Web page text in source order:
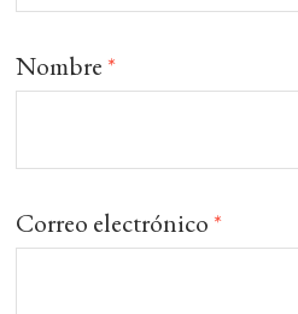
Nombre *
Correo electrónico *